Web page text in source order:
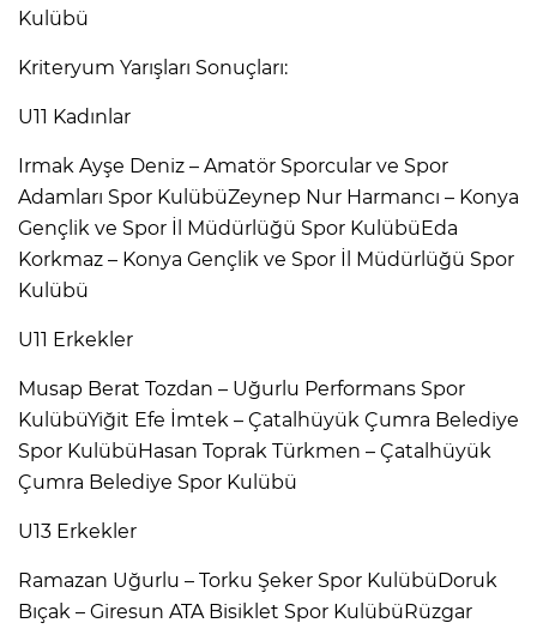
Kulübü
Kriteryum Yarışları Sonuçları:
U11 Kadınlar
Irmak Ayşe Deniz – Amatör Sporcular ve Spor
Adamları Spor KulübüZeynep Nur Harmancı – Konya
Gençlik ve Spor İl Müdürlüğü Spor KulübüEda
Korkmaz – Konya Gençlik ve Spor İl Müdürlüğü Spor
Kulübü
U11 Erkekler
Musap Berat Tozdan – Uğurlu Performans Spor
KulübüYiğit Efe İmtek – Çatalhüyük Çumra Belediye
Spor KulübüHasan Toprak Türkmen – Çatalhüyük
Çumra Belediye Spor Kulübü
U13 Erkekler
Ramazan Uğurlu – Torku Şeker Spor KulübüDoruk
Bıçak – Giresun ATA Bisiklet Spor KulübüRüzgar